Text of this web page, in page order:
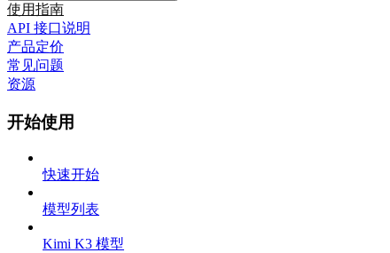
使用指南
API 接口说明
产品定价
常见问题
资源
开始使用
快速开始
模型列表
Kimi K3 模型